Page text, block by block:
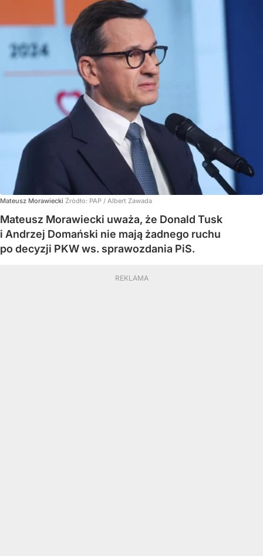
Mateusz Morawiecki Źródło: PAP / Albert Zawada
Mateusz Morawiecki uważa, że Donald Tusk
i Andrzej Domański nie mają żadnego ruchu
po decyzji PKW ws. sprawozdania PiS.